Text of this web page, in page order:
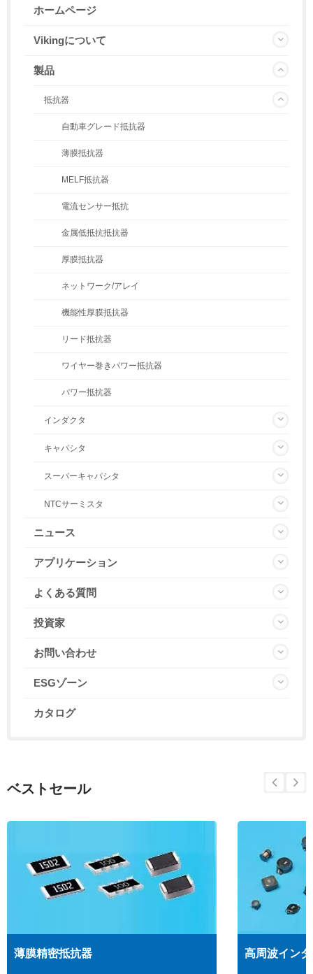
ホームページ
Vikingについて
製品
抵抗器
自動車グレード抵抗器
薄膜抵抗器
MELF抵抗器
電流センサー抵抗
金属低抵抗抵抗器
厚膜抵抗器
ネットワーク/アレイ
機能性厚膜抵抗器
リード抵抗器
ワイヤー巻きパワー抵抗器
パワー抵抗器
インダクタ
キャパシタ
スーパーキャパシタ
NTCサーミスタ
ニュース
アプリケーション
よくある質問
投資家
お問い合わせ
ESGゾーン
カタログ
ベストセール
薄膜精密抵抗器 高周波イン